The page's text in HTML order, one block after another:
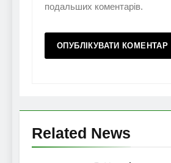
подальших коментарів.
Related News